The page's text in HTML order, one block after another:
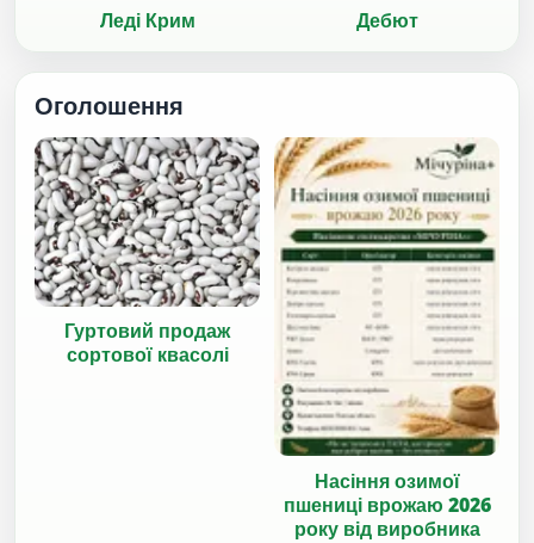
Леді Крим
Дебют
Оголошення
Гуртовий продаж
сортової квасолі
Насіння озимої
пшениці врожаю 2026
року від виробника